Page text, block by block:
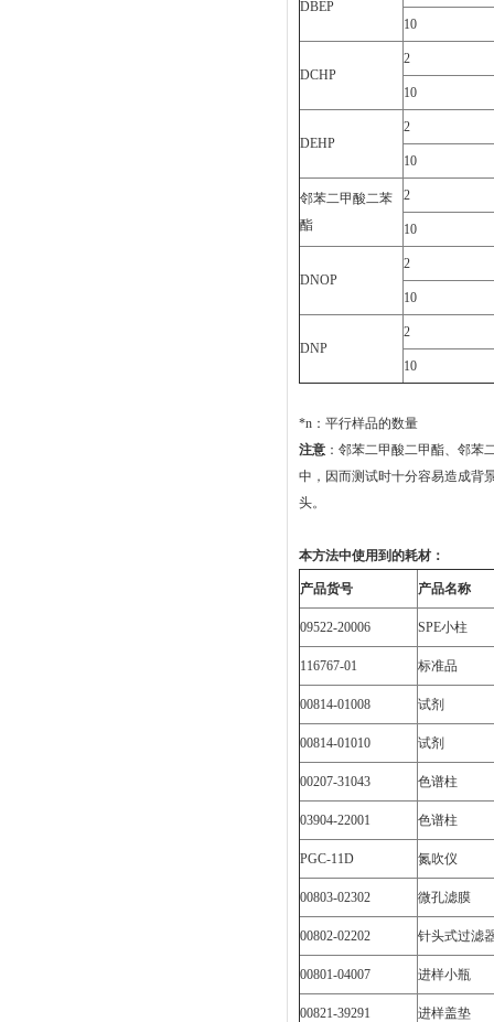
DBEP
10
DCHP
2
10
DEHP
2
10
邻苯二甲酸二苯
酯
2
10
DNOP
2
10
DNP
2
10
*n：平行样品的数量
注意 ：邻苯二甲酸二甲酯、邻
中，因而测试时十分容易造成背
头。
本方法中使用到的耗材：
产品货号 产品名称
09522-20006 SPE小柱
116767-01 标准品
00814-01008 试剂
00814-01010 试剂
00207-31043 色谱柱
03904-22001 色谱柱
PGC-11D 氮吹仪
00803-02302 微孔滤膜
00802-02202 针头式过滤
00801-04007 进样小瓶
00821-39291 进样盖垫